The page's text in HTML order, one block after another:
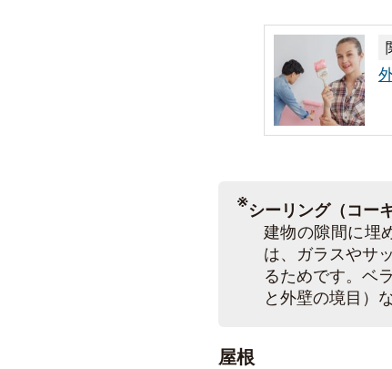
※シーリング（コー
建物の隙間に埋
は、ガラスやサ
るためです。 ベ
と外壁の境目）
屋根